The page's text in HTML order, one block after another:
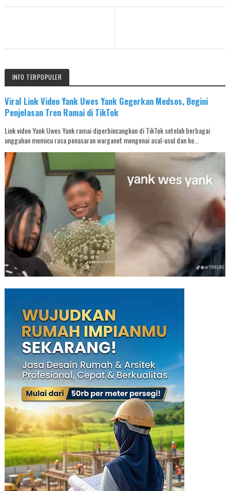
INFO TERPOPULER
Viral Link Video Yank Uwes Yank Gegerkan Medsos, Begini
Penjelasan Tren Ramai di TikTok
Link video Yank Uwes Yank ramai diperbincangkan di TikTok setelah berbagai
unggahan memicu rasa penasaran warganet mengenai asal-usul dan ko...